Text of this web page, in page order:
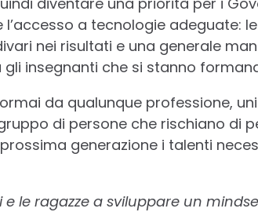
a tecnologie adeguate:
nei risultati e una generale
insegnanti che si stanno
da qualunque professione,
di persone che rischiano di
generazione i talenti
le ragazze a sviluppare un